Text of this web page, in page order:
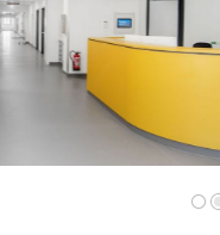
Zurück